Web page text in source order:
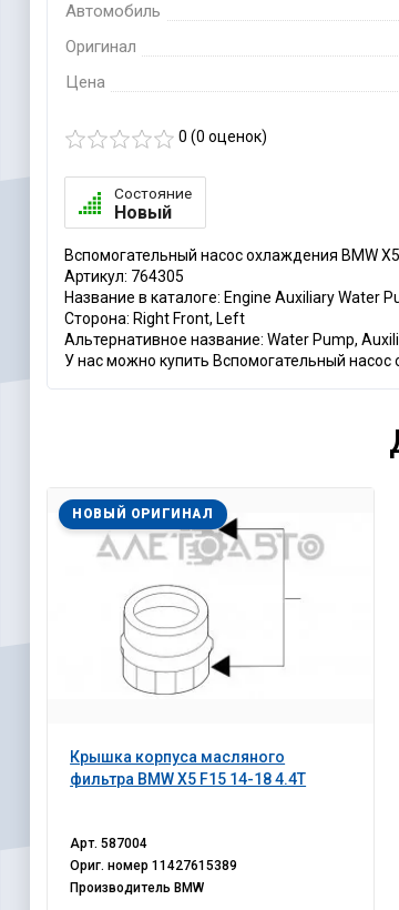
Автомобиль
Оригинал
Цена
0 (0 оценок)
Состояние
Новый
Вспомогательный насос охлаждения BMW
Артикул: 764305
Название в каталоге: Engine Auxiliary Water
Сторона: Right Front, Left
Альтернативное название: Water Pump,
У нас можно купить Вспомогательный
Крышка корпуса масляного
фильтра BMW X5 F15 14-18 4.4T
НОВЫЙ ОРИГИНАЛ
Арт.587004
Ориг. номер11427615389
Производитель BMW